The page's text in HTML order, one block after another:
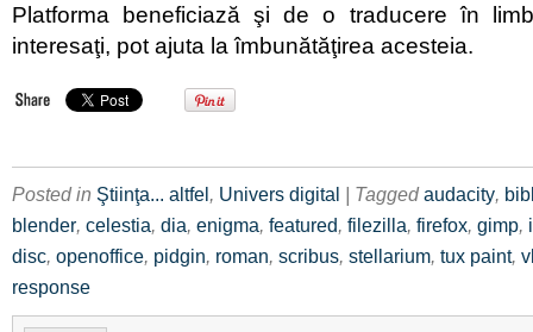
Platforma beneficiază şi de o traducere în
interesaţi, pot ajuta la îmbunătăţirea acesteia.
Posted in Ştiinţa... altfel, Univers digital | Taggedaudacity,
blender, celestia, dia, enigma, featured, filezilla, firefox, gimp,
disc, openoffice, pidgin, roman, scribus, stellarium, tux paint,
response